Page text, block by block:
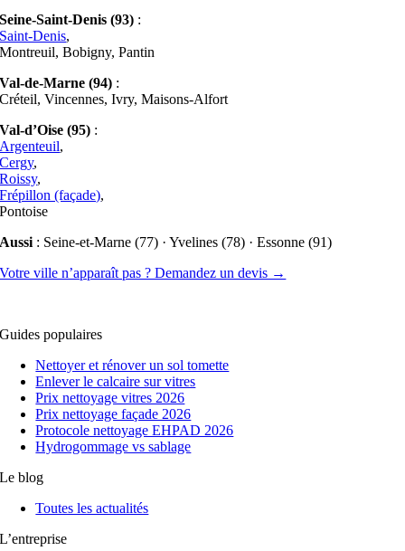
Seine-Saint-Denis (93) :
Saint-Denis,
Montreuil, Bobigny, Pantin
Val-de-Marne (94) :
Créteil, Vincennes, Ivry, Maisons-Alfort
Val-d’Oise (95) :
Argenteuil,
Cergy,
Roissy,
Frépillon (façade),
Pontoise
Aussi : Seine-et-Marne (77) · Yvelines (78) · Essonne (91)
Votre ville n’apparaît pas ? Demandez un devis →
Guides populaires
Nettoyer et rénover un sol tomette
Enlever le calcaire sur vitres
Prix nettoyage vitres 2026
Prix nettoyage façade 2026
Protocole nettoyage EHPAD 2026
Hydrogommage vs sablage
Le blog
Toutes les actualités
L’entreprise